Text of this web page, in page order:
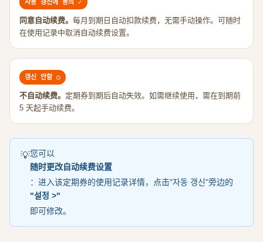
자동 갱신에 동의 ✓
同意自动续费。 每月到期日自动扣款续费，无需手动操作。可随时
在使用记录中取消自动续费设置。
갱신 안함 ○
不自动续费。 定期券到期后自动失效。如需继续使用，需在到期前
5 天起手动续费。
💡您可以
随时更改自动续费设置
：进入该定期券的使用记录详情，点击"자동 갱신"旁边的
"설정 >"
即可修改。